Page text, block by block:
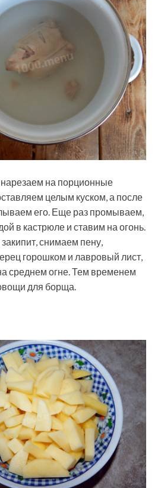
на порционные
целым куском, а после
его. Еще раз промываем,
в кастрюле и ставим на огонь.
закипит, снимаем пену,
горошком и лавровый лист,
среднем огне. Тем временем
для борща.